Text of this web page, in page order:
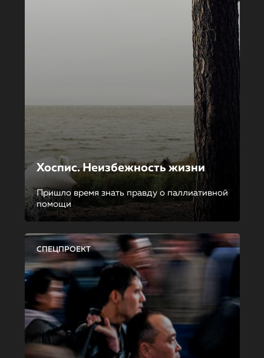
Хоспис. Неизбежность жизни
Пришло время знать правду о паллиативной
помощи
СПЕЦПРОЕКТ